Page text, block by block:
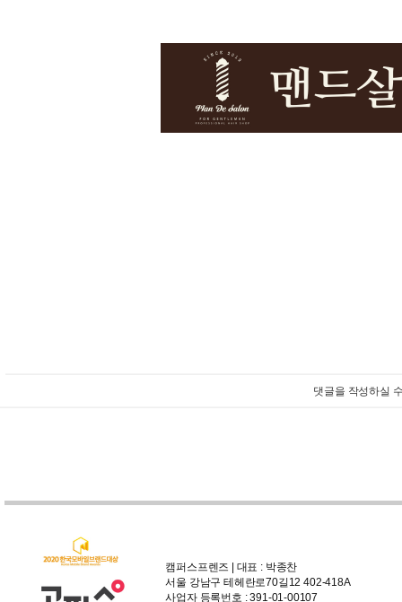
댓글을 작성하실
캠퍼스프렌즈 | 대표 : 박종찬
서울 강남구 테헤란로70길12 402-418A
사업자 등록번호 : 391-01-00107